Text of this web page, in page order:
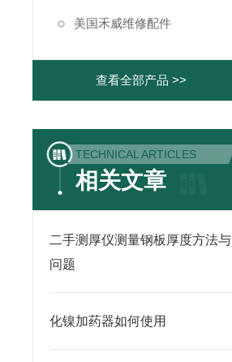
美国禾威维修配件
查看全部产品 >>
TECHNICAL ARTICLES
相关文章
二手测厚仪测量钢板厚度方法与
问题
化镍加药器如何使用